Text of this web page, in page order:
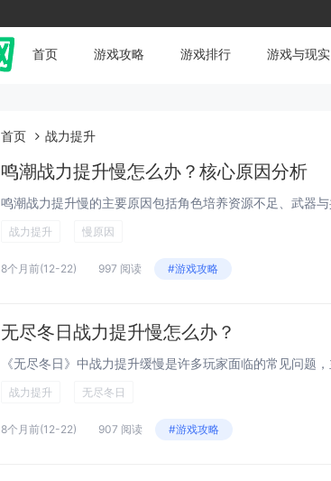
首页 游戏攻略 游戏排行 游戏与现实
首页 战力提升
鸣潮战力提升慢怎么办？核心原因分析
战力提升 慢原因
8个月前(12-22) 997 阅读 #游戏攻略
无尽冬日战力提升慢怎么办？
战力提升 无尽冬日
8个月前(12-22) 907 阅读 #游戏攻略